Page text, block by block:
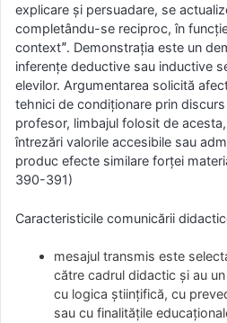
explicare şi persuadare, se
completându-se reciproc, în
contextˮ. Demonstraţia este un
inferenţe deductive sau inductive
elevilor. Argumentarea solicită
tehnici de condiţionare prin
profesor, limbajul folosit de
întrezări valorile accesibile sau
produc efecte similare forţei
390-391)
Caracteristicile comunicării
mesajul transmis este
către cadrul didactic şi au
cu logica ştiinţifică, cu
sau cu finalităţile